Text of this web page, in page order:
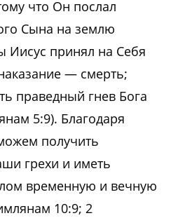
что Он послал
Сына на землю
Иисус принял на Себя
— смерть;
праведный гнев Бога
5:9). Благодаря
получить
грехи и иметь
временную и вечную
10:9; 2